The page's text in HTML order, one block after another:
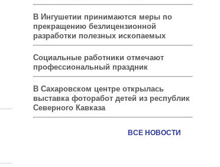
В Ингушетии принимаются меры по
прекращению безлицензионной
разработки полезных ископаемых
Социальные работники отмечают
профессиональный праздник
В Сахаровском центре открылась
выставка фоторабот детей из республик
Северного Кавказа
ВСЕ НОВОСТИ